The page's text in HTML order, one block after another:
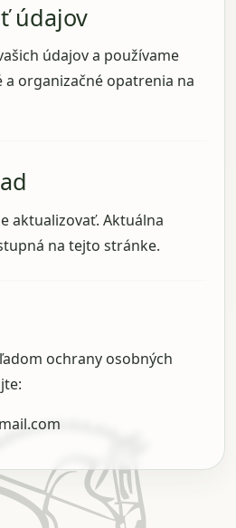
údajov
údajov a používame
organizačné opatrenia na
aktualizovať. Aktuálna
na tejto stránke.
ochrany osobných